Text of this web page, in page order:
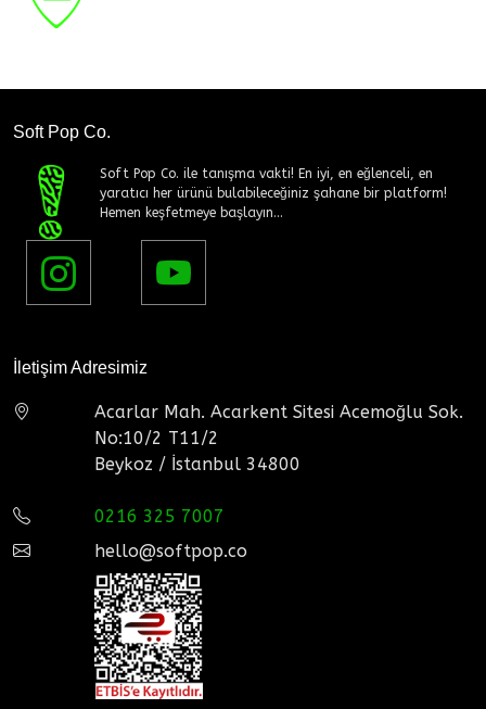
Soft Pop Co.
Soft Pop Co. ile tanışma vakti! En iyi, en eğlenceli, en
yaratıcı her ürünü bulabileceğiniz şahane bir platform!
Hemen keşfetmeye başlayın...
İletişim Adresimiz
Acarlar Mah. Acarkent Sitesi Acemoğlu Sok.
No:10/2 T11/2
Beykoz / İstanbul 34800
0216 325 7007
hello@softpop.co